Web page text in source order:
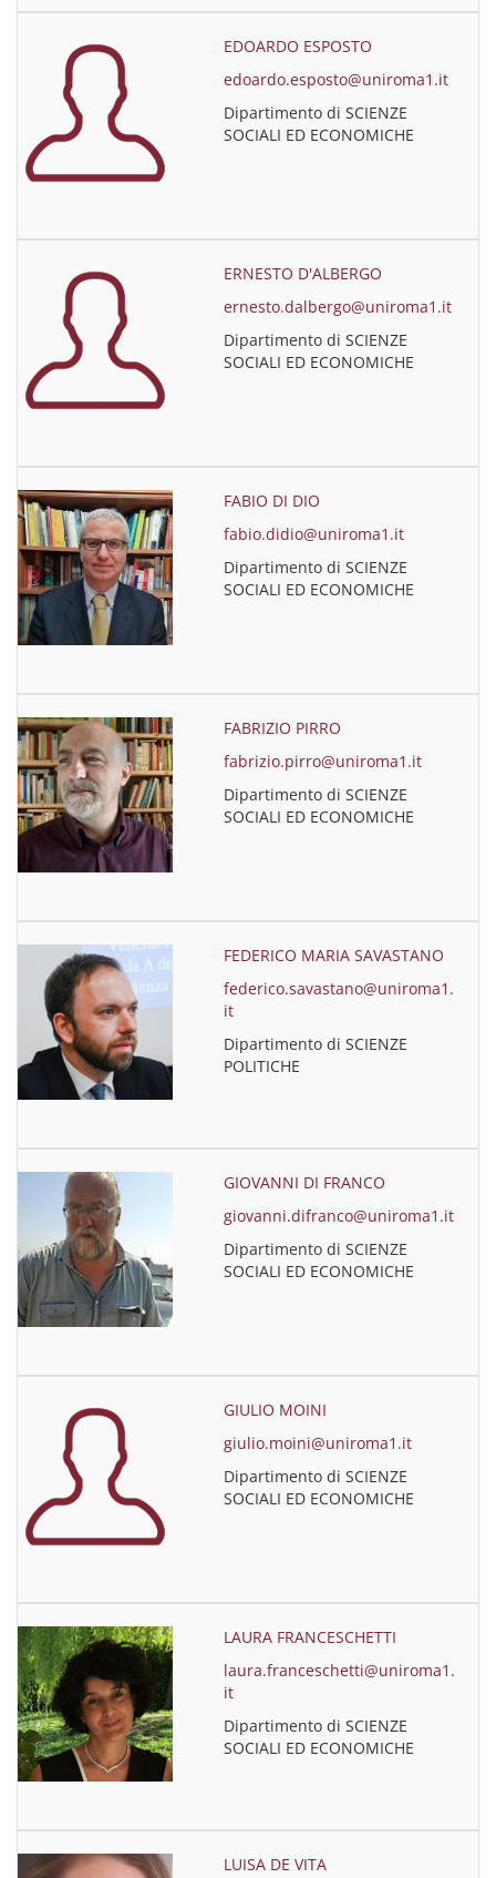
EDOARDO ESPOSTO
edoardo.esposto@uniroma1.it
Dipartimento di SCIENZE
SOCIALI ED ECONOMICHE
ERNESTO D'ALBERGO
ernesto.dalbergo@uniroma1.it
Dipartimento di SCIENZE
SOCIALI ED ECONOMICHE
FABIO DI DIO
fabio.didio@uniroma1.it
Dipartimento di SCIENZE
SOCIALI ED ECONOMICHE
FABRIZIO PIRRO
fabrizio.pirro@uniroma1.it
Dipartimento di SCIENZE
SOCIALI ED ECONOMICHE
FEDERICO MARIA SAVASTANO
federico.savastano@uniroma1.
it
Dipartimento di SCIENZE
POLITICHE
GIOVANNI DI FRANCO
giovanni.difranco@uniroma1.it
Dipartimento di SCIENZE
SOCIALI ED ECONOMICHE
GIULIO MOINI
giulio.moini@uniroma1.it
Dipartimento di SCIENZE
SOCIALI ED ECONOMICHE
LAURA FRANCESCHETTI
laura.franceschetti@uniroma1.
it
Dipartimento di SCIENZE
SOCIALI ED ECONOMICHE
LUISA DE VITA